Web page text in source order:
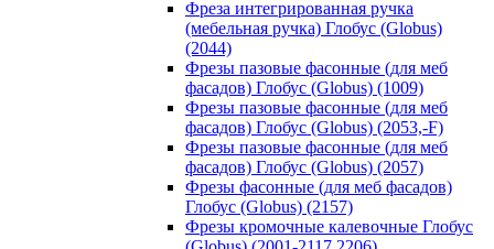
Фреза интегрированная ручка
(мебельная ручка) Глобус (Globus)
(2044)
Фрезы пазовые фасонные (для меб
фасадов) Глобус (Globus) (1009)
Фрезы пазовые фасонные (для меб
фасадов) Глобус (Globus) (2053,-F)
Фрезы пазовые фасонные (для меб
фасадов) Глобус (Globus) (2057)
Фрезы фасонные (для меб фасадов)
Глобус (Globus) (2157)
Фрезы кромочные калевочные Глобус